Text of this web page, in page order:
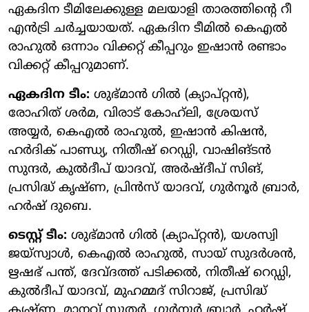
ഏകദിന ടീമിലേക്കുള്ള മലയാളി താരത്തിന്റെ റീ
എന്‍ട്രി ചര്‍ച്ചയായത്. ഏകദിന ടീമില്‍ കെഎല്‍
രാഹുല്‍ ഒന്നാം വിക്കറ്റ് കീപ്പറും ഇഷാന്‍ രണ്ടാം
വിക്കറ്റ് കീപ്പറുമാണ്.
ഏകദിന ടീം: ശുഭ്മാന്‍ ഗില്‍ (ക്യാപ്റ്റന്‍),
രോഹിത് ശര്‍മ, വിരാട് കോഹ്‌ലി, ശ്രേയസ്
അയ്യര്‍, കെഎല്‍ രാഹുല്‍, ഇഷാന്‍ കിഷന്‍,
ഹര്‍ദിക് പാണ്ഡ്യ, നിതീഷ് റെഡ്ഡി, വാഷിങ്ടന്‍
സുന്ദര്‍, കുല്‍ദീപ് യാദവ്, അര്‍ഷ്ദീപ് സിങ്,
പ്രസിദ്ധ് കൃഷ്ണ, പ്രിന്‍സ് യാദവ്, ഗുര്‍നൂര്‍ ബ്രാര്‍,
ഹര്‍ഷ് ദുബെ.
ടെസ്റ്റ് ടീം: ശുഭ്മാന്‍ ഗില്‍ (ക്യാപ്റ്റന്‍), യശസ്വി
ജയ്‌സ്വാള്‍, കെഎല്‍ രാഹുല്‍, സായ് സുദര്‍ശന്‍,
ഋഷഭ് പന്ത്, ദേവ്ദത്ത് പടിക്കല്‍, നിതീഷ് റെഡ്ഡി,
കുല്‍ദീപ് യാദവ്, മുഹമ്മദ് സിറാജ്, പ്രസിദ്ധ്